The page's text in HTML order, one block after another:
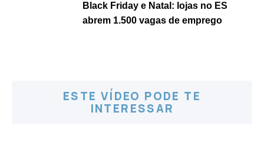
Black Friday e Natal: lojas no ES
abrem 1.500 vagas de emprego
ESTE VÍDEO PODE TE
INTERESSAR